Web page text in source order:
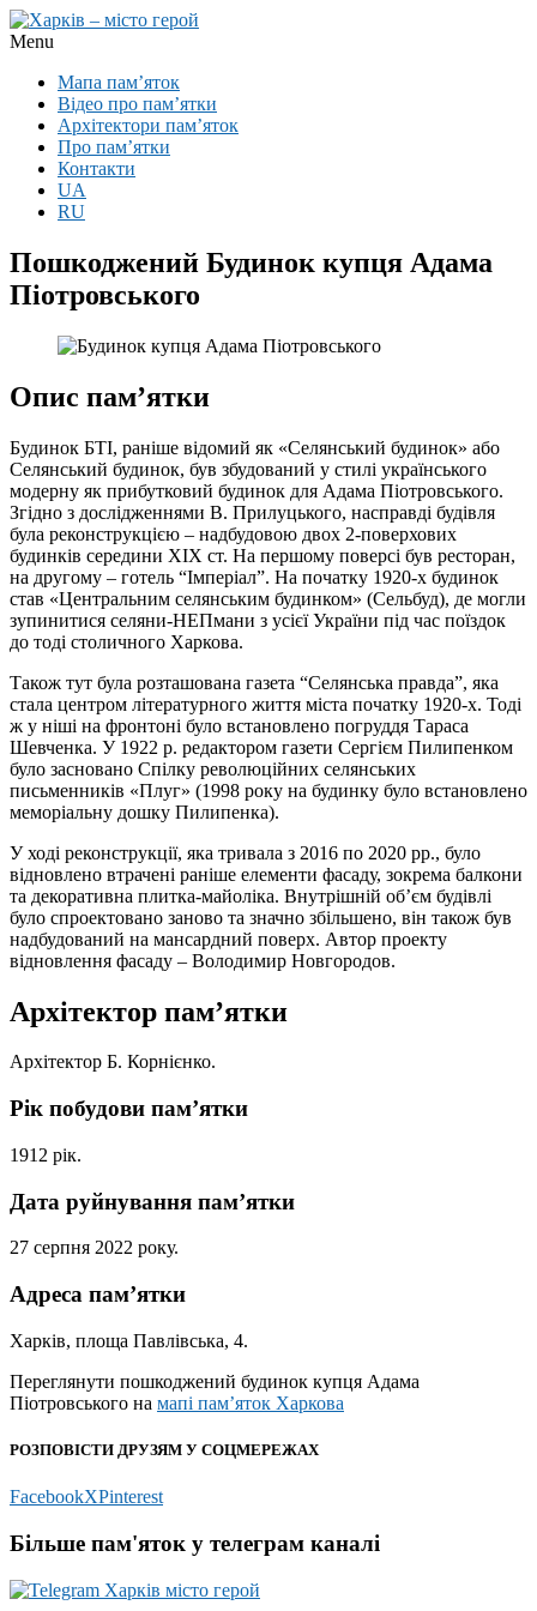
Menu
Мапа пам’яток
Відео про пам’ятки
Архітектори пам’яток
Про пам’ятки
Контакти
UA
RU
Пошкоджений Будинок купця Адама
Піотровського
Опис пам’ятки
Будинок БТІ, раніше відомий як «Селянський будинок» або
Селянський будинок, був збудований у стилі українського
модерну як прибутковий будинок для Адама Піотровського.
Згідно з дослідженнями В. Прилуцького, насправді будівля
була реконструкцією – надбудовою двох 2-поверхових
будинків середини ХІХ ст. На першому поверсі був ресторан,
на другому – готель “Імперіал”. На початку 1920-х будинок
став «Центральним селянським будинком» (Сельбуд), де могли
зупинитися селяни-НЕПмани з усієї України під час поїздок
до тоді столичного Харкова.
Також тут була розташована газета “Селянська правда”, яка
стала центром літературного життя міста початку 1920-х. Тоді
ж у ніші на фронтоні було встановлено погруддя Тараса
Шевченка. У 1922 р. редактором газети Сергієм Пилипенком
було засновано Спілку революційних селянських
письменників «Плуг» (1998 року на будинку було встановлено
меморіальну дошку Пилипенка).
У ході реконструкції, яка тривала з 2016 по 2020 рр., було
відновлено втрачені раніше елементи фасаду, зокрема балкони
та декоративна плитка-майоліка. Внутрішній об’єм будівлі
було спроектовано заново та значно збільшено, він також був
надбудований на мансардний поверх. Автор проекту
відновлення фасаду – Володимир Новгородов.
Архітектор пам’ятки
Архітектор Б. Корнієнко.
Рік побудови пам’ятки
1912 рік.
Дата руйнування пам’ятки
27 серпня 2022 року.
Адреса пам’ятки
Харків, площа Павлівська, 4.
Переглянути пошкоджений будинок купця Адама
Піотровського на мапі пам’яток Харкова
РОЗПОВІСТИ ДРУЗЯМ У СОЦМЕРЕЖАХ
FacebookXPinterest
Більше пам'яток у телеграм каналі